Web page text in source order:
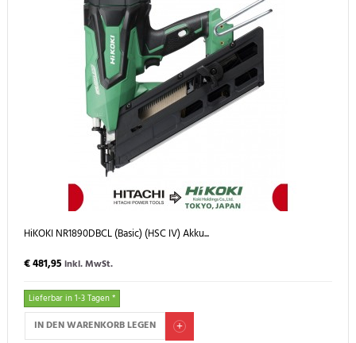
HiKOKI NR1890DBCL (Basic) (HSC IV) Akku...
€ 481,95 inkl. MwSt.
Lieferbar in 1-3 Tagen *
IN DEN WARENKORB LEGEN